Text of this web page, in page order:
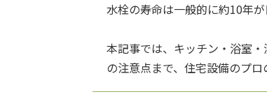
水栓の寿命は一般的に約10年
本記事では、キッチン・浴室
の注意点まで、住宅設備のプロ